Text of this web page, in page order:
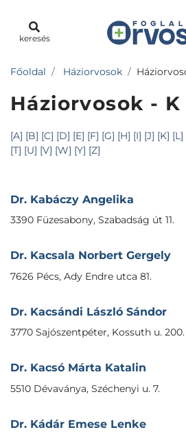
keresés
Főoldal Háziorvosok
Háziorvosok - K
[A] [B] [C] [D] [E] [F] [G] [H] [I] [J] [K] [L]
[T] [U] [V] [W] [Y] [Z]
Dr. Kabáczy Angelika
3390 Füzesabony, Szabadság út 11.
Dr. Kacsala Norbert Gergely
7626 Pécs, Ady Endre utca 81.
Dr. Kacsándi László Sándor
3770 Sajószentpéter, Kossuth u. 200.
Dr. Kacsó Márta Katalin
5510 Dévaványa, Széchenyi u. 7.
Dr. Kádár Emese Lenke